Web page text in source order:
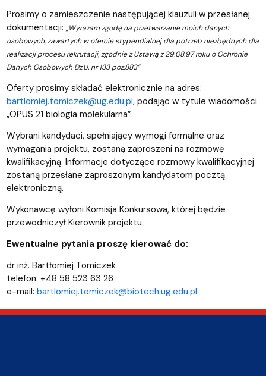
Prosimy o zamieszczenie następującej klauzuli w przesłanej
dokumentacji: „Wyrażam zgodę na przetwarzanie moich danych
osobowych, zawartych w ofercie stypendialnej dla potrzeb niezbędnych dla
realizacji procesu rekrutacji, zgodnie z Ustawą z 29.08.97 roku o Ochronie
Danych Osobowych Dz.U. nr 133 poz.883”
Oferty prosimy składać elektronicznie na adres:
bartlomiej.tomiczek@ug.edu.pl, podając w tytule wiadomości
„OPUS 21 biologia molekularna”.
Wybrani kandydaci, spełniający wymogi formalne oraz
wymagania projektu, zostaną zaproszeni na rozmowę
kwalifikacyjną. Informacje dotyczące rozmowy kwalifikacyjnej
zostaną przesłane zaproszonym kandydatom pocztą
elektroniczną.
Wykonawcę wyłoni Komisja Konkursowa, której będzie
przewodniczył Kierownik projektu.
Ewentualne pytania proszę kierować do:
dr inż. Bartłomiej Tomiczek
telefon: +48 58 523 63 26
e-mail: bartlomiej.tomiczek@biotech.ug.edu.pl